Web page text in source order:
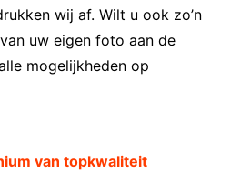
wij af. Wilt u ook zo’n
uw eigen foto aan de
mogelijkheden op
van topkwaliteit